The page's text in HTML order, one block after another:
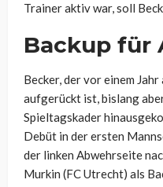
Trainer aktiv war, soll
Backup für
Becker, der vor einem
aufgerückt ist, bislang
Spieltagskader
Debüt in der ersten
der linken Abwehrseite
Murkin (FC Utrecht) als